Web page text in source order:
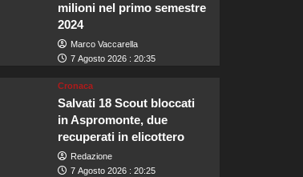
milioni nel primo semestre
2024
Marco Vaccarella
7 Agosto 2026 : 20:35
Cronaca
Salvati 18 Scout bloccati
in Aspromonte, due
recuperati in elicottero
Redazione
7 Agosto 2026 : 20:25